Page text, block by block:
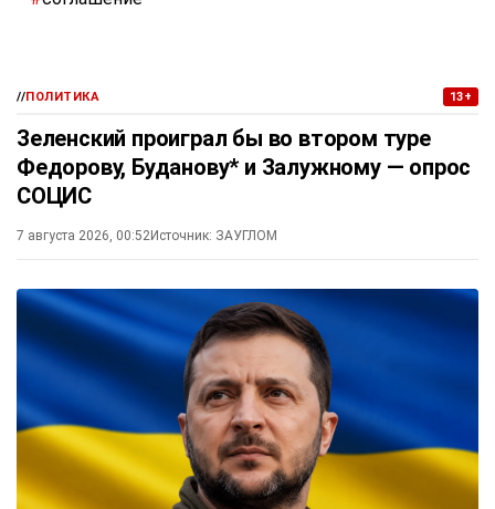
//ПОЛИТИКА 13+
Зеленский проиграл бы во втором туре
Федорову, Буданову* и Залужному — опрос
СОЦИС
7 августа 2026, 00:52Источник: ЗАУГЛОМ